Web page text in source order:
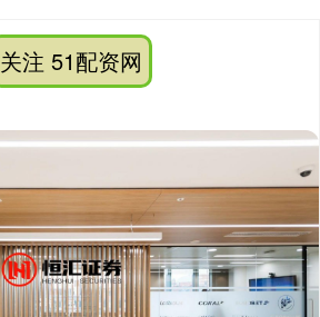
关注 51配资网